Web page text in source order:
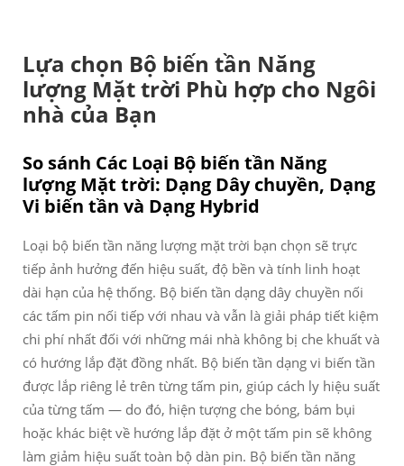
Lựa chọn Bộ biến tần Năng
lượng Mặt trời Phù hợp cho Ngôi
nhà của Bạn
So sánh Các Loại Bộ biến tần Năng
lượng Mặt trời: Dạng Dây chuyền, Dạng
Vi biến tần và Dạng Hybrid
Loại bộ biến tần năng lượng mặt trời bạn chọn sẽ trực
tiếp ảnh hưởng đến hiệu suất, độ bền và tính linh hoạt
dài hạn của hệ thống. Bộ biến tần dạng dây chuyền nối
các tấm pin nối tiếp với nhau và vẫn là giải pháp tiết kiệm
chi phí nhất đối với những mái nhà không bị che khuất và
có hướng lắp đặt đồng nhất. Bộ biến tần dạng vi biến tần
được lắp riêng lẻ trên từng tấm pin, giúp cách ly hiệu suất
của từng tấm — do đó, hiện tượng che bóng, bám bụi
hoặc khác biệt về hướng lắp đặt ở một tấm pin sẽ không
làm giảm hiệu suất toàn bộ dàn pin. Bộ biến tần năng